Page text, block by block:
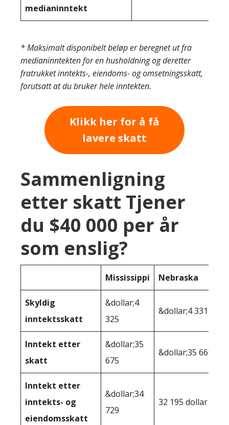
medianinntekt
* Maksimalt disponibelt beløp er beregnet ut fra
medianinntekten for en husholdning og deretter
fratrukket inntekts-, eiendoms- og omsetningsskatt,
forutsatt at du bruker hele inntekten.
Klikk her for å få
lavere skatt
Sammenligning
etter skatt Tjener
du $40 000 per år
som enslig?
Mississippi Nebraska
Skyldig
inntektsskatt
&dollar;4
325
&dollar;4 331
Inntekt etter
skatt
&dollar;35
675
&dollar;35 669
Inntekt etter
inntekts- og
eiendomsskatt
&dollar;34
729
32 195 dollar